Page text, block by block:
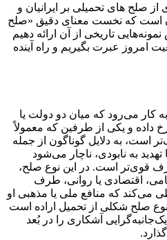
از صلح‌ های تحمیلی بر ایرانیان و
است که نخست معنای دقیق «صلح
تاریخی از آن ارائه دهیم
امروز عبرت بگیریم و راه آینده
کار می‌رود که میان دو دولت یا
داده و یکی از طرفین که معمولاً
است، به دلایل گوناگون از جمله
به نابودی، ناچار می‌شود
قوی‌تر است. در این نوع صلح،
اقتصادی یا روانی، طرف
می‌کند که منافع ملی یا مذهبی او
نوع صلح شکلی از تحمیل اراده است
یک‌جانبه‌گرایی آشکاری را در بُعد